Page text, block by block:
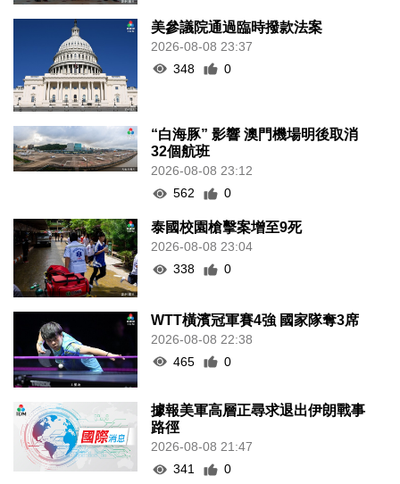
美參議院通過臨時撥款法案
2026-08-08 23:37
348
0
“白海豚” 影響 澳門機場明後取消
32個航班
2026-08-08 23:12
562
0
泰國校園槍擊案增至9死
2026-08-08 23:04
338
0
WTT橫濱冠軍賽4強 國家隊奪3席
2026-08-08 22:38
465
0
據報美軍高層正尋求退出伊朗戰事
路徑
2026-08-08 21:47
341
0